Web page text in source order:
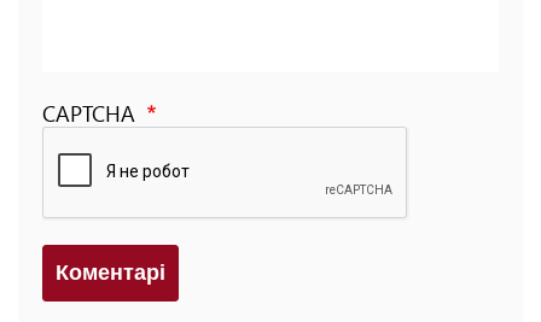
CAPTCHA
Коментарi